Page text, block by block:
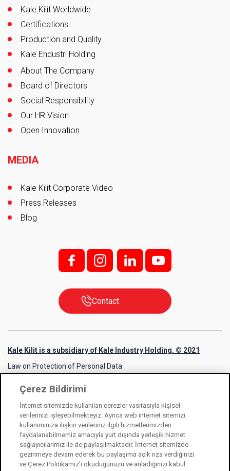
Kale Kilit Worldwide
Certifications
Production and Quality
Kale Endustri Holding
About The Company
Board of Directors
Social Responsibility
Our HR Vision
Open Innovation
MEDIA
Kale Kilit Corporate Video
Press Releases
Blog
f; i; l y
Contact
Kale Kilit is a subsidiary of Kale Industry Holding. © 2021
Law on Protection of Personal Data
Çerez Bildirimi
İnternet sitemizde kullanılan çerezler vasıtasıyla kişisel
verilerinizi işleyebilmekteyiz. Ayrıca web internet sitemizi
kullanımınıza ilişkin verileriniz ilgili hizmetlerimizden
faydalanabilmemiz amacıyla yurt dışında yerleşik hizmet
sağlayıcılarımız ile de paylaşılmaktadır. İnternet sitemizde
gezinmeye devam ederek bu paylaşıma açık rıza verdiğinizi
ve Çerez Politikamız’ı okuduğunuzu ve anladığınızı kabul